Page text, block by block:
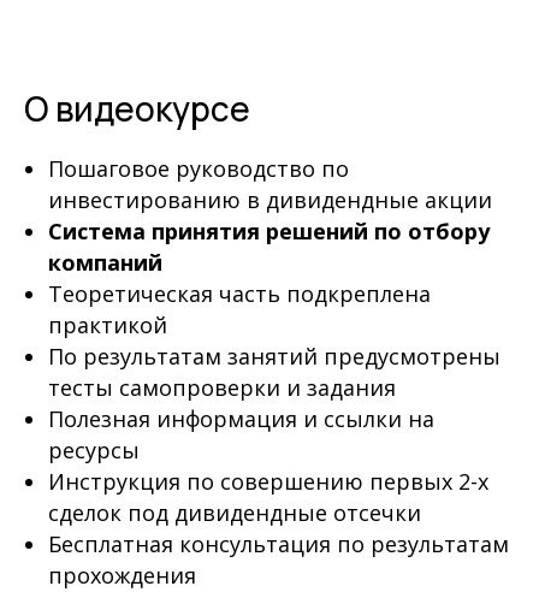
О видеокурсе
Пошаговое руководство по
инвестированию в дивидендные акции
Система принятия решений по отбору
компаний
Теоретическая часть подкреплена
практикой
По результатам занятий предусмотрены
тесты самопроверки и задания
Полезная информация и ссылки на
ресурсы
Инструкция по совершению первых 2-х
сделок под дивидендные отсечки
Бесплатная консультация по результатам
прохождения